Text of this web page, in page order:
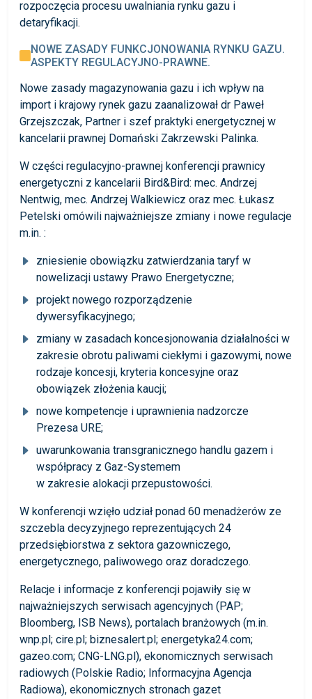
rozpoczęcia procesu uwalniania rynku gazu i
detaryfikacji.
NOWE ZASADY FUNKCJONOWANIA RYNKU GAZU.
ASPEKTY REGULACYJNO-PRAWNE.
Nowe zasady magazynowania gazu i ich wpływ na
import i krajowy rynek gazu zaanalizował dr Paweł
Grzejszczak, Partner i szef praktyki energetycznej w
kancelarii prawnej Domański Zakrzewski Palinka.
W części regulacyjno-prawnej konferencji prawnicy
energetyczni z kancelarii Bird&Bird: mec. Andrzej
Nentwig, mec. Andrzej Walkiewicz oraz mec. Łukasz
Petelski omówili najważniejsze zmiany i nowe regulacje
m.in. :
zniesienie obowiązku zatwierdzania taryf w
nowelizacji ustawy Prawo Energetyczne;
projekt nowego rozporządzenie
dywersyfikacyjnego;
zmiany w zasadach koncesjonowania działalności w
zakresie obrotu paliwami ciekłymi i gazowymi, nowe
rodzaje koncesji, kryteria koncesyjne oraz
obowiązek złożenia kaucji;
nowe kompetencje i uprawnienia nadzorcze
Prezesa URE;
uwarunkowania transgranicznego handlu gazem i
współpracy z Gaz-Systemem
w zakresie alokacji przepustowości.
W konferencji wzięło udział ponad 60 menadżerów ze
szczebla decyzyjnego reprezentujących 24
przedsiębiorstwa z sektora gazowniczego,
energetycznego, paliwowego oraz doradczego.
Relacje i informacje z konferencji pojawiły się w
najważniejszych serwisach agencyjnych (PAP;
Bloomberg, ISB News), portalach branżowych (m.in.
wnp.pl; cire.pl; biznesalert.pl; energetyka24.com;
gazeo.com; CNG-LNG.pl), ekonomicznych serwisach
radiowych (Polskie Radio; Informacyjna Agencja
Radiowa), ekonomicznych stronach gazet